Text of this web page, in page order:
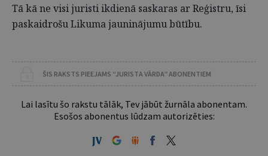
Tā kā ne visi juristi ikdienā saskaras ar Reģistru, īsi
paskaidrošu Likuma jauninājumu būtību.
ŠIS RAKSTS PIEEJAMS “JURISTA VĀRDA” ABONENTIEM
Lai lasītu šo rakstu tālāk, Tev jābūt žurnāla abonentam.
Esošos abonentus lūdzam autorizēties: